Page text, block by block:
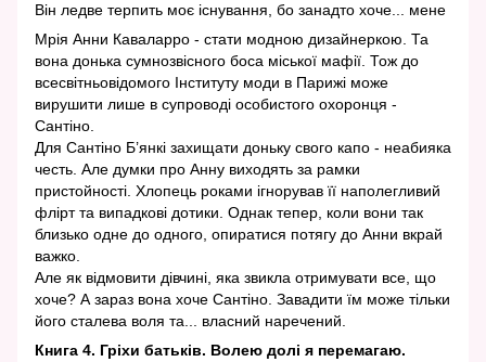
Він ледве терпить моє існування, бо занадто хоче... мене
Мрія Анни Каваларро - стати модною дизайнеркою. Та
вона донька сумнозвісного боса міської мафії. Тож до
всесвітньовідомого Інституту моди в Парижі може
вирушити лише в супроводі особистого охоронця -
Сантіно.
Для Сантіно Б’янкі захищати доньку свого капо - неабияка
честь. Але думки про Анну виходять за рамки
пристойності. Хлопець роками ігнорував її наполегливий
флірт та випадкові дотики. Однак тепер, коли вони так
близько одне до одного, опиратися потягу до Анни вкрай
важко.
Але як відмовити дівчині, яка звикла отримувати все, що
хоче? А зараз вона хоче Сантіно. Завадити їм може тільки
його сталева воля та... власний наречений.
Книга 4. Гріхи батьків. Волею долі я перемагаю.